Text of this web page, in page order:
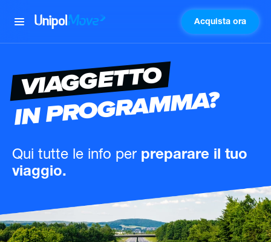
UnipolMove Acquista ora
VIAGGETTO
IN PROGRAMMA?
Qui tutte le info per preparare il tuo
viaggio.